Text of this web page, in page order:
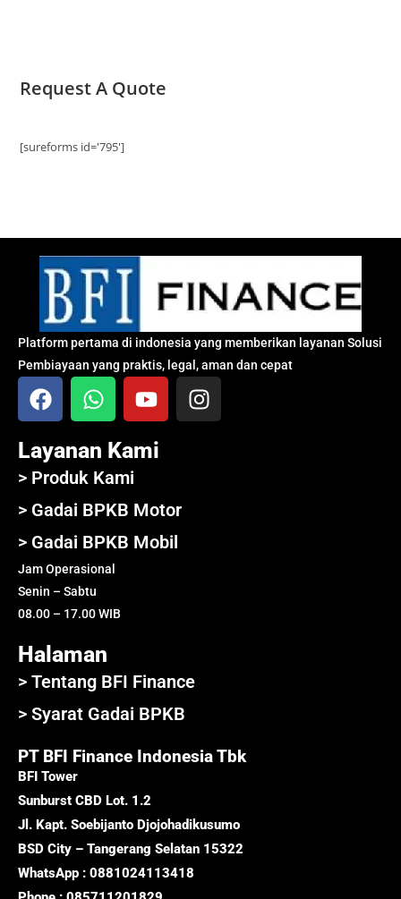
Request A Quote
[sureforms id='795']
Platform pertama di indonesia yang memberikan layanan Solusi
Pembiayaan yang praktis, legal, aman dan cepat
Layanan Kami
> Produk Kami
> Gadai BPKB Motor
> Gadai BPKB Mobil
Jam Operasional
Senin – Sabtu
08.00 – 17.00 WIB
Halaman
> Tentang BFI Finance
> Syarat Gadai BPKB
PT BFI Finance Indonesia Tbk
BFI Tower
Sunburst CBD Lot. 1.2
Jl. Kapt. Soebijanto Djojohadikusumo
BSD City – Tangerang Selatan 15322
WhatsApp : 0881024113418